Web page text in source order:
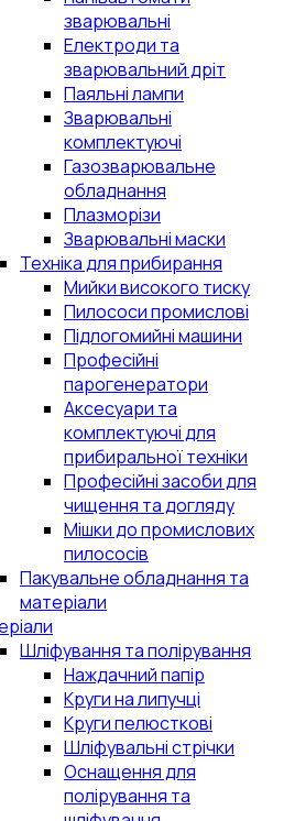
зварювальні
Електроди та
зварювальний дріт
Паяльні лампи
Зварювальні
комплектуючі
Газозварювальне
обладнання
Плазморізи
Зварювальні маски
Техніка для прибирання
Мийки високого тиску
Пилососи промислові
Підлогомийні машини
Професійні
парогенератори
Аксесуари та
комплектуючі для
прибиральної техніки
Професійні засоби для
чищення та догляду
Мішки до промислових
пилососів
Пакувальне обладнання та
матеріали
Шліфування та полірування
Наждачний папір
Круги на липучці
Круги пелюсткові
Шліфувальні стрічки
Оснащення для
полірування та